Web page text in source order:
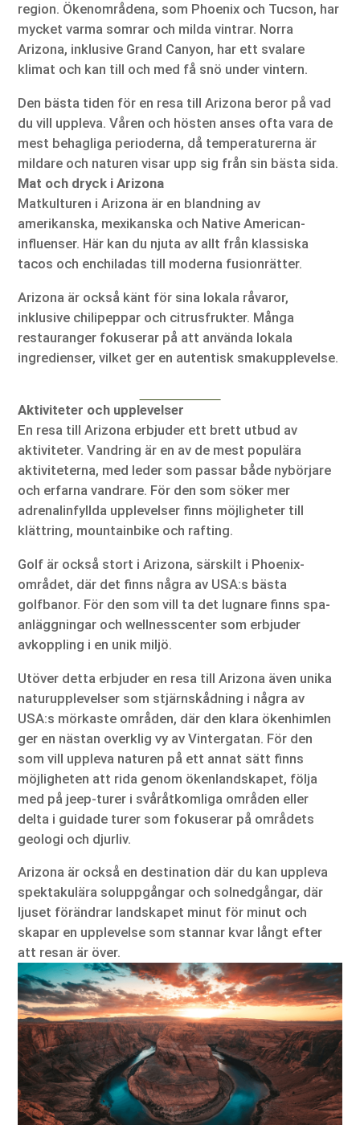
region. Ökenområdena, som Phoenix och Tucson, har
mycket varma somrar och milda vintrar. Norra
Arizona, inklusive Grand Canyon, har ett svalare
klimat och kan till och med få snö under vintern.
Den bästa tiden för en resa till Arizona beror på vad
du vill uppleva. Våren och hösten anses ofta vara de
mest behagliga perioderna, då temperaturerna är
mildare och naturen visar upp sig från sin bästa sida.
Mat och dryck i Arizona
Matkulturen i Arizona är en blandning av
amerikanska, mexikanska och Native American-
influenser. Här kan du njuta av allt från klassiska
tacos och enchiladas till moderna fusionrätter.
Arizona är också känt för sina lokala råvaror,
inklusive chilipeppar och citrusfrukter. Många
restauranger fokuserar på att använda lokala
ingredienser, vilket ger en autentisk smakupplevelse.
Aktiviteter och upplevelser
En resa till Arizona erbjuder ett brett utbud av
aktiviteter. Vandring är en av de mest populära
aktiviteterna, med leder som passar både nybörjare
och erfarna vandrare. För den som söker mer
adrenalinfyllda upplevelser finns möjligheter till
klättring, mountainbike och rafting.
Golf är också stort i Arizona, särskilt i Phoenix-
området, där det finns några av USA:s bästa
golfbanor. För den som vill ta det lugnare finns spa-
anläggningar och wellnesscenter som erbjuder
avkoppling i en unik miljö.
Utöver detta erbjuder en resa till Arizona även unika
naturupplevelser som stjärnskådning i några av
USA:s mörkaste områden, där den klara ökenhimlen
ger en nästan overklig vy av Vintergatan. För den
som vill uppleva naturen på ett annat sätt finns
möjligheten att rida genom ökenlandskapet, följa
med på jeep-turer i svåråtkomliga områden eller
delta i guidade turer som fokuserar på områdets
geologi och djurliv.
Arizona är också en destination där du kan uppleva
spektakulära soluppgångar och solnedgångar, där
ljuset förändrar landskapet minut för minut och
skapar en upplevelse som stannar kvar långt efter
att resan är över.